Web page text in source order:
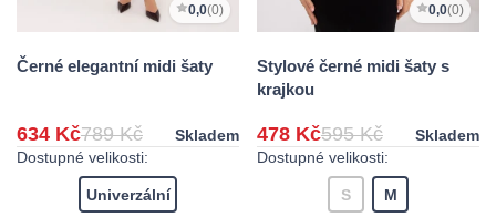
0,0(0)
Černé elegantní midi šaty
634 Kč789 Kč
Skladem
Dostupné velikosti:
Univerzální
0,0(0)
Stylové černé midi šaty s
krajkou
478 Kč595 Kč
Skladem
Dostupné velikosti:
S M